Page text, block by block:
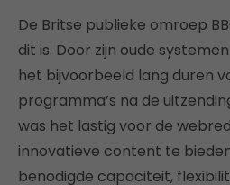
De Britse publieke omroep
dit is. Door zijn oude
het bijvoorbeeld lang duren
programma’s na de
was het lastig voor de
innovatieve content te
benodigde capaciteit,